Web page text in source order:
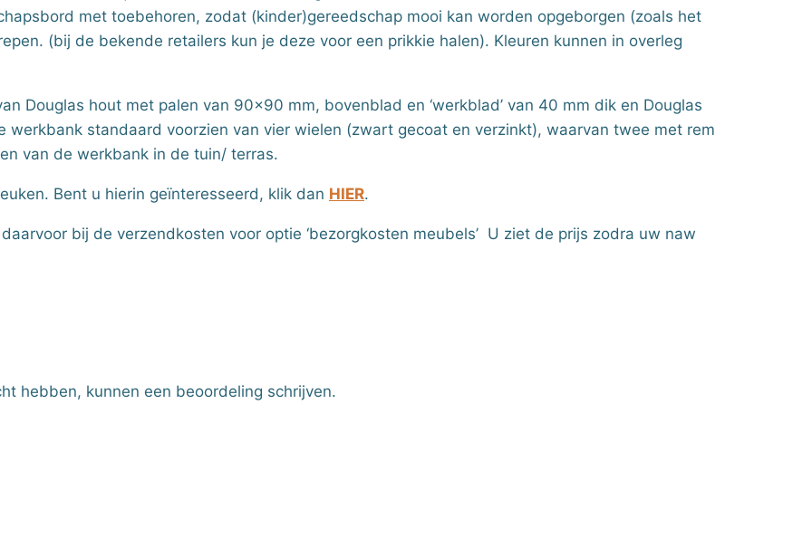
met toebehoren, zodat (kinder)gereedschap mooi kan worden opgeborgen (zoals het
(bij de bekende retailers kun je deze voor een prikkie halen). Kleuren kunnen in overleg
Douglas hout met palen van 90×90 mm, bovenblad en ‘werkblad’ van 40 mm dik en Douglas
standaard voorzien van vier wielen (zwart gecoat en verzinkt), waarvan twee met rem
van de werkbank in de tuin/ terras.
Bent u hierin geïnteresseerd, klik dan HIER.
bij de verzendkosten voor optie ‘bezorgkosten meubels’ U ziet de prijs zodra uw naw
hebben, kunnen een beoordeling schrijven.